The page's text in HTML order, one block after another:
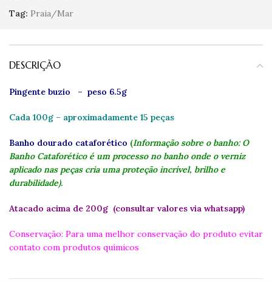
Tag: Praia/Mar
DESCRIÇÃO
Pingente buzio – peso 6.5g
Cada 100g – aproximadamente 15 peças
Banho dourado cataforético (Informação sobre o banho: O
Banho Cataforético é um processo no banho onde o verniz
aplicado nas peças cria uma proteção incrível, brilho e
durabilidade).
Atacado acima de 200g (consultar valores via whatsapp)
Conservação: Para uma melhor conservação do produto evitar
contato com produtos químicos